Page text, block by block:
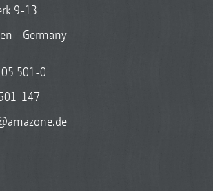
9-13
- Germany
501-0
147